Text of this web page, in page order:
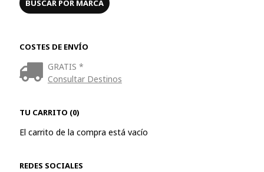
COSTES DE ENVÍO
GRATIS *
Consultar Destinos
TU CARRITO (0)
El carrito de la compra está vacío
REDES SOCIALES